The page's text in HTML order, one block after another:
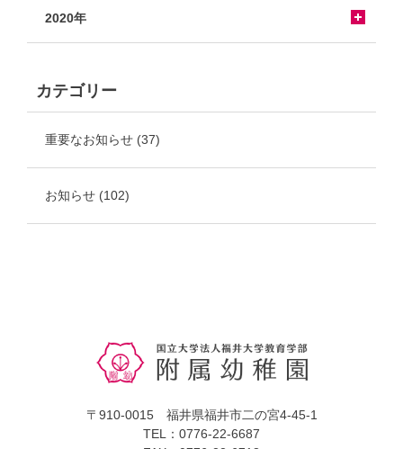
2020年
カテゴリー
重要なお知らせ (37)
お知らせ (102)
〒910-0015 福井県福井市二の宮4-45-1
TEL：0776-22-6687